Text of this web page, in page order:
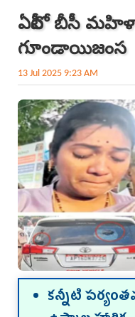
ఏపీలో బీసీ మహిళా
గూండాయిజంస‌
13 Jul 2025 9:23 AM
కన్నీటి